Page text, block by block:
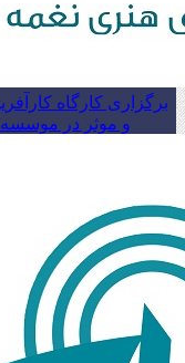
برگزاری کارگاه
و موثر در